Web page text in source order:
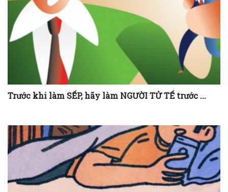
Trước khi làm SẾP, hãy làm NGƯỜI TỬ TẾ trước ...